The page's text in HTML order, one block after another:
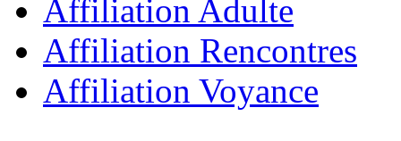
Affiliation Adulte
Affiliation Rencontres
Affiliation Voyance